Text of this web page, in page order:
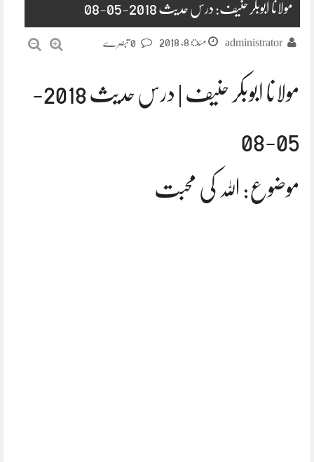
مولانا ابوبکر حنیف: درس حدیث 2018-05-08
administrator مئ 8, 2018
مولانا ابوبکر حنیف | درس حدیث 2018-
05-08
موضوع: اللہ کی محبت